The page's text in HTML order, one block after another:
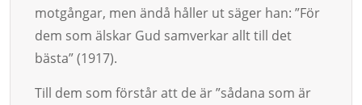
motgångar, men ändå hål­ler ut säger han: ”För
dem som älskar Gud samver­kar allt till det
bästa” (1917).
Till dem som förstår att de är ”sådana som är